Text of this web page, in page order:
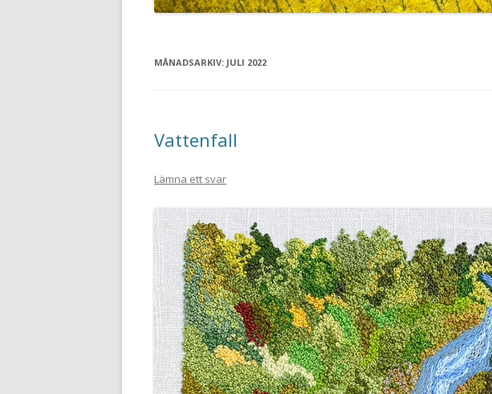
MÅNADSARKIV: JULI 2022
Vattenfall
Lämna ett svar